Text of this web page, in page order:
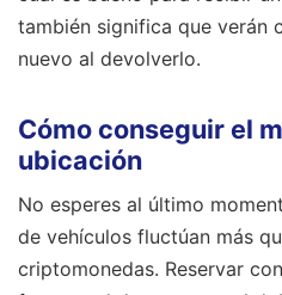
también significa que verán
nuevo al devolverlo.
Cómo conseguir el
ubicación
No esperes al último
de vehículos fluctúan más
criptomonedas. Reservar